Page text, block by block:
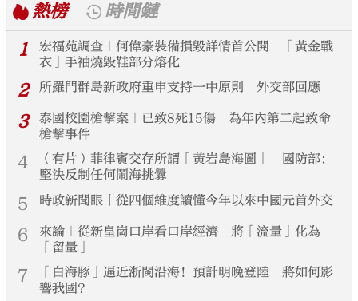
熱榜
時間鏈
1
宏福苑調查｜何偉豪裝備損毀詳情首公開 「黃金戰
衣」手袖燒毀鞋部分熔化
2 所羅門群島新政府重申支持一中原則 外交部回應
3
泰國校園槍擊案｜已致8死15傷 為年內第二起致命
槍擊事件
4
（有片）菲律賓交存所謂「黃岩島海圖」 國防部：
堅決反制任何鬧海挑釁
5 時政新聞眼丨從四個維度讀懂今年以來中國元首外交
6
來論｜從新皇崗口岸看口岸經濟 將「流量」化為
「留量」
7
「白海豚」逼近浙閩沿海！預計明晚登陸 將如何影
響我國？